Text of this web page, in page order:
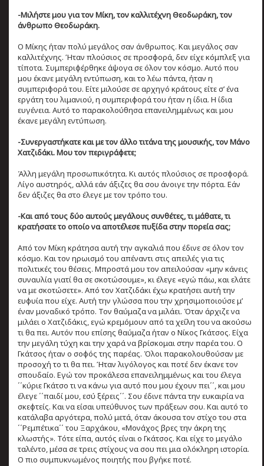
-Μιλήστε μου για τον Μίκη, τον καλλιτέχνη Θεοδωράκη, τον
άνθρωπο Θεοδωράκη.
Ο Μίκης ήταν πολύ μεγάλος σαν άνθρωπος. Και μεγάλος σαν
καλλιτέχνης. Ήταν πλούσιος σε προσφορά, δεν είχε κόμπλεξ για
τίποτα. Συμπεριφέρθηκε άψογα σε όλον τον κόσμο. Αυτό που
μου έκανε μεγάλη εντύπωση, και το λέω πάντα, ήταν η
συμπεριφορά του. Είτε μιλούσε σε αρχηγό κράτους είτε σ’ ένα
εργάτη του λιμανιού, η συμπεριφορά του ήταν η ίδια. Η ίδια
ευγένεια. Αυτό το παρακολούθησα επανειλημμένως και μου
έκανε μεγάλη εντύπωση.
-Συνεργαστήκατε και με τον άλλο τιτάνα της μουσικής, τον Μάνο
Χατζιδάκι. Μου τον περιγράφετε;
Άλλη μεγάλη προσωπικότητα. Κι αυτός πλούσιος σε προσφορά.
Λίγο αυστηρός, αλλά εάν άξιζες θα σου άνοιγε την πόρτα. Εάν
δεν άξιζες θα στο έλεγε με τον τρόπο του.
-Και από τους δύο αυτούς μεγάλους συνθέτες, τι μάθατε, τι
κρατήσατε το οποίο να αποτέλεσε πυξίδα στην πορεία σας;
Από τον Μίκη κράτησα αυτή την αγκαλιά που έδινε σε όλον τον
κόσμο. Και τον ηρωισμό του απέναντι στις απειλές για τις
πολιτικές του θέσεις. Μπροστά μου τον απειλούσαν «μην κάνεις
συναυλία γιατί θα σε σκοτώσουμε», κι έλεγε «εγώ πάω, και ελάτε
να με σκοτώσετε». Από τον Χατζιδάκι έχω κρατήσει αυτή την
ευφυία που είχε. Αυτή την γλώσσα που την χρησιμοποιούσε μ’
έναν μοναδικό τρόπο. Τον θαύμαζα να μιλάει. Όταν άρχιζε να
μιλάει ο Χατζιδάκις, εγώ κρεμόμουν από τα χείλη του να ακούσω
τι θα πει. Αυτόν που επίσης θαύμαζα ήταν ο Νίκος Γκάτσος. Είχα
την μεγάλη τύχη και την χαρά να βρίσκομαι στην παρέα του. Ο
Γκάτσος ήταν ο σοφός της παρέας. Όλοι παρακολουθούσαν με
προσοχή το τι θα πει. Ήταν λιγόλογος και ποτέ δεν έκανε τον
σπουδαίο. Εγώ τον προκάλεσα επανειλημμένως και του έλεγα
΄΄κύριε Γκάτσο τι να κάνω για αυτό που μου έχουν πει΄΄, και μου
έλεγε ΄΄παιδί μου, εσύ ξέρεις΄΄. Σου έδινε πάντα την ευκαιρία να
σκεφτείς. Και να είσαι υπεύθυνος των πράξεων σου. Και αυτό το
κατάλαβα αργότερα, πολύ μετά, όταν άκουσα τον στίχο του στα
΄΄Ρεμπέτικα΄΄ του Ξαρχάκου, «Μονάχος βρες την άκρη της
κλωστής». Τότε είπα, αυτός είναι ο Γκάτσος. Και είχε το μεγάλο
ταλέντο, μέσα σε τρεις στίχους να σου πει μια ολόκληρη ιστορία.
Ο πιο συμπυκνωμένος ποιητής που βγήκε ποτέ.